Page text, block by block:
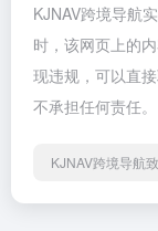
KJNAV跨境导航
时，该网页上的
现违规，可以直
不承担任何责任。
KJNAV跨境导航